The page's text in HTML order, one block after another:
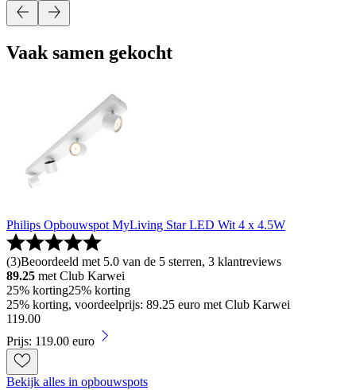
Vaak samen gekocht
Philips Opbouwspot MyLiving Star LED Wit 4 x 4.5W
(3)Beoordeeld met 5.0 van de 5 sterren, 3 klantreviews
89.25 met Club Karwei
25% korting25% korting
25% korting, voordeelprijs: 89.25 euro met Club Karwei
119.00
Prijs: 119.00 euro
Bekijk alles in opbouwspots